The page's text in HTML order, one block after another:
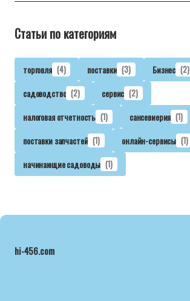
Статьи по категориям
торговля (4) поставки (3) Бизнес (2)
садоводство (2) сервис (2)
налоговая отчетность (1) сансевиерия (1)
поставки запчастей (1) онлайн-сервисы (1)
начинающие садоводы (1)
hi-456.com